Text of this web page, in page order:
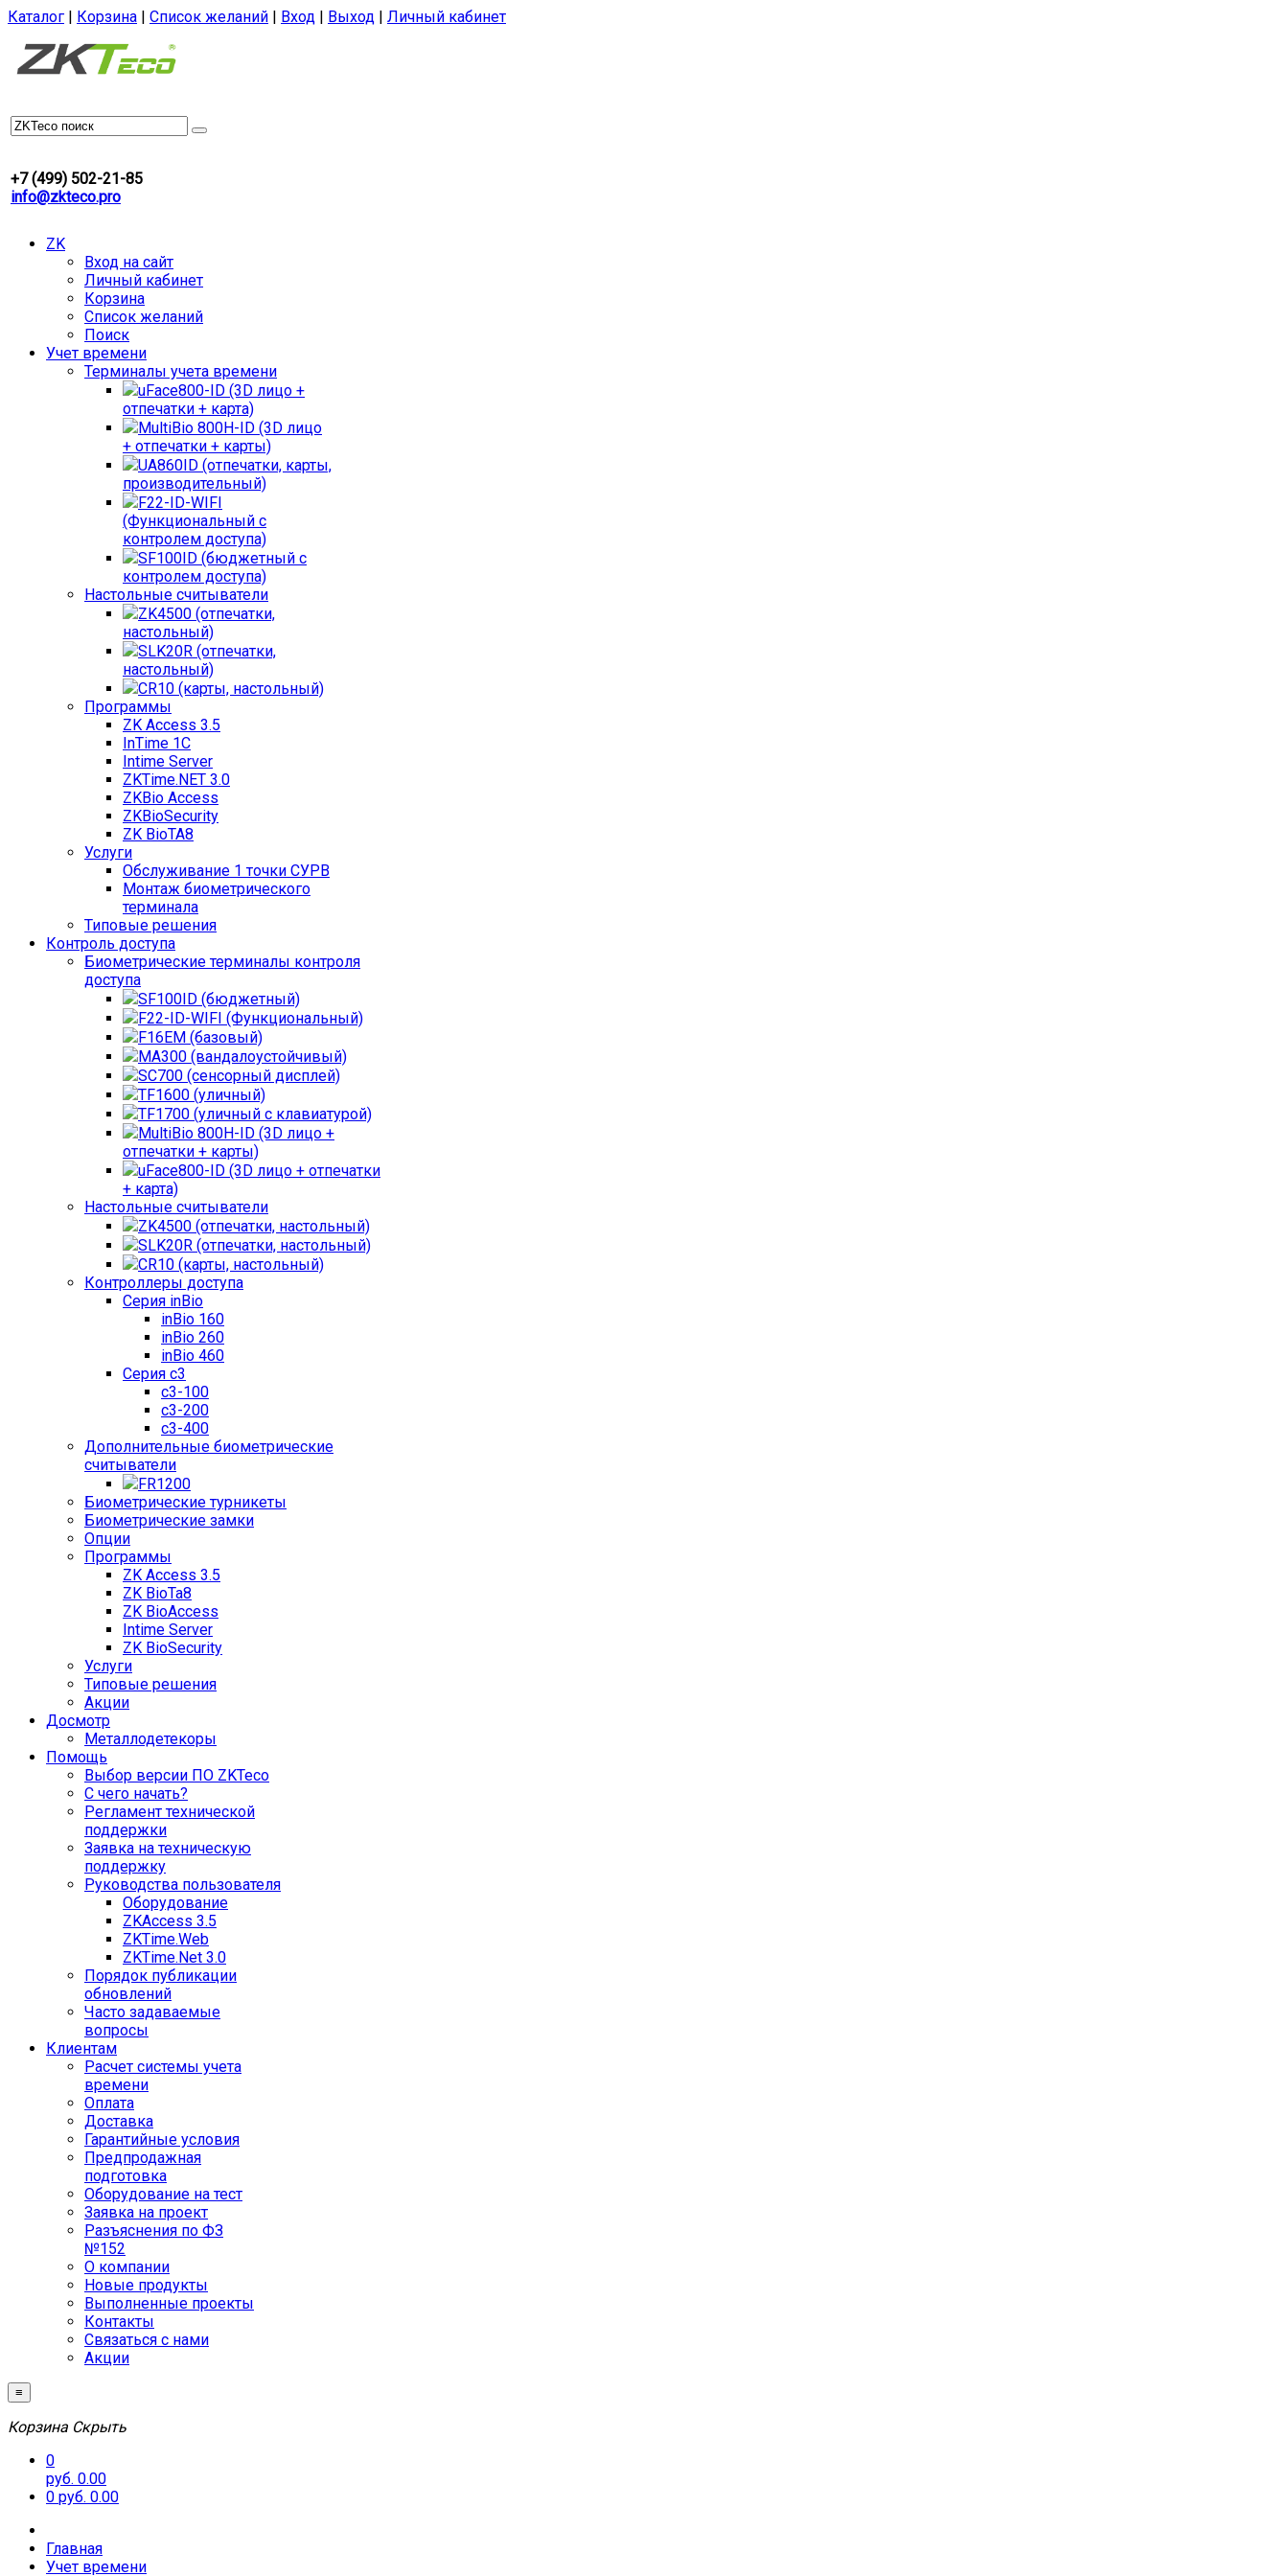
Каталог | Корзина | Список желаний | Вход | Выход | Личный кабинет
+7 (499) 502-21-85
info@zkteco.pro
ZK
Вход на сайт
Личный кабинет
Корзина
Список желаний
Поиск
Учет времени
Терминалы учета времени
uFace800-ID (3D лицо +
отпечатки + карта)
MultiBio 800H-ID (3D лицо
+ отпечатки + карты)
UA860ID (отпечатки, карты,
производительный)
F22-ID-WIFI
(Функциональный с
контролем доступа)
SF100ID (бюджетный с
контролем доступа)
Настольные считыватели
ZK4500 (отпечатки,
настольный)
SLK20R (отпечатки,
настольный)
CR10 (карты, настольный)
Программы
ZK Access 3.5
InTime 1С
Intime Server
ZKTime.NET 3.0
ZKBio Access
ZKBioSecurity
ZK BioTA8
Услуги
Обслуживание 1 точки СУРВ
Монтаж биометрического
терминала
Типовые решения
Контроль доступа
Биометрические терминалы контроля
доступа
SF100ID (бюджетный)
F22-ID-WIFI (Функциональный)
F16EM (базовый)
MA300 (вандалоустойчивый)
SC700 (сенсорный дисплей)
TF1600 (уличный)
TF1700 (уличный с клавиатурой)
MultiBio 800H-ID (3D лицо +
отпечатки + карты)
uFace800-ID (3D лицо + отпечатки
+ карта)
Настольные считыватели
ZK4500 (отпечатки, настольный)
SLK20R (отпечатки, настольный)
CR10 (карты, настольный)
Контроллеры доступа
Серия inBio
inBio 160
inBio 260
inBio 460
Серия c3
c3-100
c3-200
c3-400
Дополнительные биометрические
считыватели
FR1200
Биометрические турникеты
Биометрические замки
Опции
Программы
ZK Access 3.5
ZK BioTa8
ZK BioAccess
Intime Server
ZK BioSecurity
Услуги
Типовые решения
Акции
Досмотр
Металлодетекоры
Помощь
Выбор версии ПО ZKTeco
С чего начать?
Регламент технической
поддержки
Заявка на техническую
поддержку
Руководства пользователя
Оборудование
ZKAccess 3.5
ZKTime.Web
ZKTime.Net 3.0
Порядок публикации
обновлений
Часто задаваемые
вопросы
Клиентам
Расчет системы учета
времени
Оплата
Доставка
Гарантийные условия
Предпродажная
подготовка
Оборудование на тест
Заявка на проект
Разъяснения по ФЗ
№152
О компании
Новые продукты
Выполненные проекты
Контакты
Связаться с нами
Акции
≡
Корзина Скрыть
0
руб. 0.00
0 руб. 0.00
Главная
Учет времени